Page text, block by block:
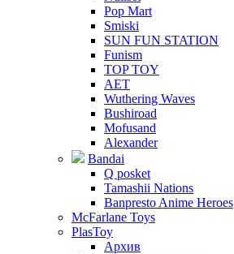
Pop Mart
Smiski
SUN FUN STATION
Funism
TOP TOY
AET
Wuthering Waves
Bushiroad
Mofusand
Alexander
Bandai
Q posket
Tamashii Nations
Banpresto Anime Heroes
McFarlane Toys
PlasToy
Архив